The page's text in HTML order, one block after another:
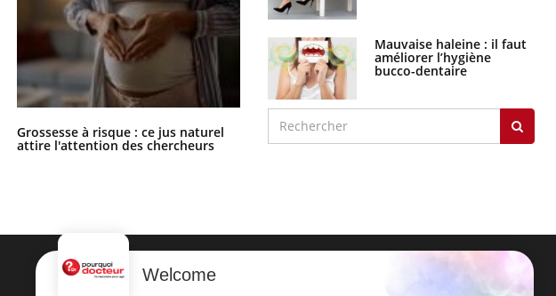
Grossesse à risque : ce jus naturel
attire l'attention des chercheurs
Comment oublier les écrans en
vacances ?
Mauvaise haleine : il faut
améliorer l’hygiène
bucco-dentaire
NEWSLETTER
Welcome